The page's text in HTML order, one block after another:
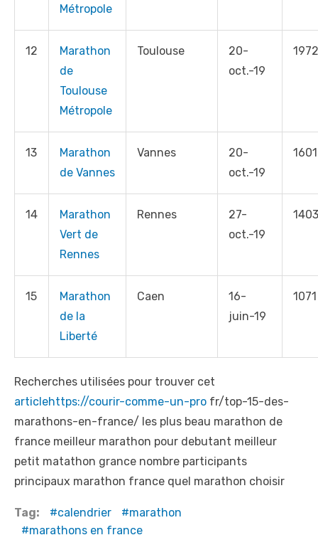
Métropole
12
Marathon
de
Toulouse
Métropole
Toulouse
20-
oct.-19
1972
13
Marathon
de Vannes
Vannes
20-
oct.-19
1601
14
Marathon
Vert de
Rennes
Rennes
27-
oct.-19
1403
15
Marathon
de la
Liberté
Caen
16-
juin-19
1071
Recherches utilisées pour trouver cet
articlehttps://courir-comme-un-pro fr/top-15-des-
marathons-en-france/ les plus beau marathon de
france meilleur marathon pour debutant meilleur
petit matathon grance nombre participants
principaux marathon france quel marathon choisir
Tag: calendrier
marathon
marathons en france